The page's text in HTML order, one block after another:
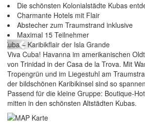
Die schönsten Kolonialstädte Kubas
Charmante Hotels mit Flair
Abstecher zum Traumstrand inklusive
Maximal 15 Teilnehmer
Kuba – Karibikflair der Isla
Previous
Viva Cuba! Havanna im amerikanischen
von Trinidad in der Casa de la Trova. Mit
Tropengrün und im Liegestuhl am
der bildschönen Karibikinsel sind so
Passend für die kleine Gruppe: Boutique-
mitten in den schönsten Altstädten Kubas.